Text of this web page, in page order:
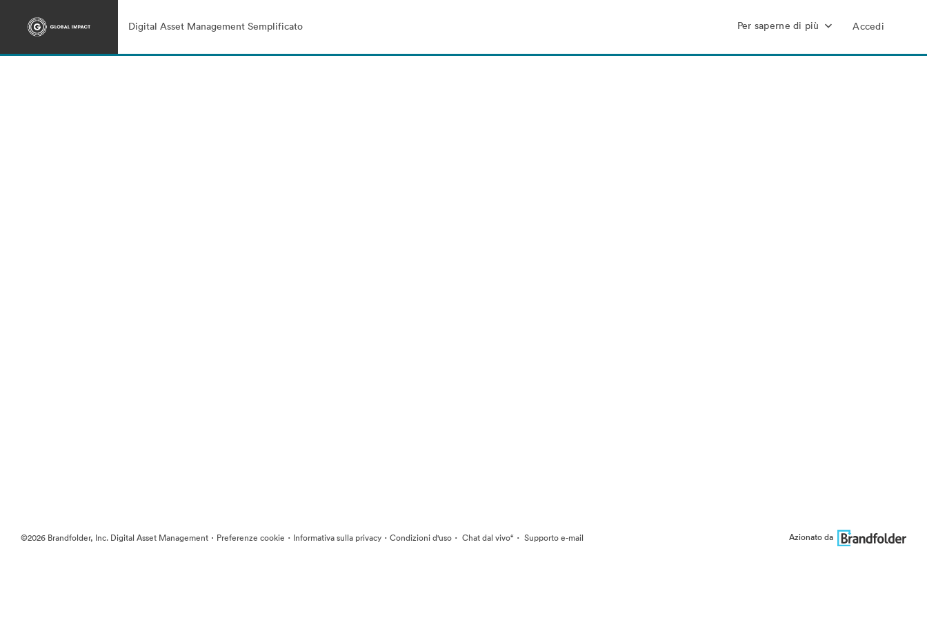
Digital Asset Management Semplificato Per saperne di più Accedi
©2026 Brandfolder, Inc. Digital Asset Management · Preferenze cookie · Informativa sulla privacy · Condizioni d'uso · Chat dal vivo“ · Supporto e-mail Azionato da